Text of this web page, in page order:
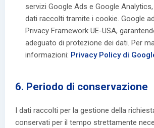
servizi Google Ads e Google
dati raccolti tramite i cookie. Google
Privacy Framework UE-USA,
adeguato di protezione dei dati. Per
informazioni: Privacy Policy di
6. Periodo di conservazione
I dati raccolti per la gestione della
conservati per il tempo strettamente